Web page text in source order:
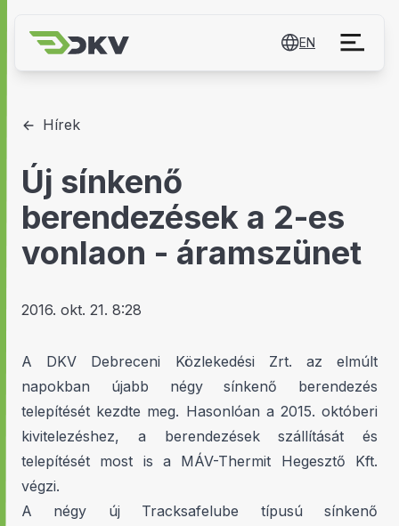
EN
Hírek
Új sínkenő
berendezések a 2-es
vonlaon - áramszünet
2016. okt. 21. 8:28
A DKV Debreceni Közlekedési Zrt. az elmúlt
napokban újabb négy sínkenő berendezés
telepítését kezdte meg. Hasonlóan a 2015. októberi
kivitelezéshez, a berendezések szállítását és
telepítését most is a MÁV-Thermit Hegesztő Kft.
végzi.
A négy új Tracksafelube típusú sínkenő